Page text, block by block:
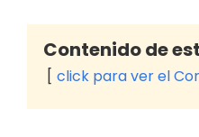
Contenido de
click para ver el